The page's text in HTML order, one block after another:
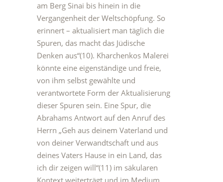
am Berg Sinai bis hinein in die
Vergangenheit der Weltschöpfung. So
erinnert – aktualisiert man täglich die
Spuren, das macht das Jüdische
Denken aus“(10). Kharchenkos Malerei
könnte eine eigenständige und freie,
von ihm selbst gewählte und
verantwortete Form der Aktualisierung
dieser Spuren sein. Eine Spur, die
Abrahams Antwort auf den Anruf des
Herrn „Geh aus deinem Vaterland und
von deiner Verwandtschaft und aus
deines Vaters Hause in ein Land, das
ich dir zeigen will“(11) im säkularen
Kontext weiterträgt und im Medium